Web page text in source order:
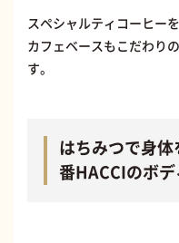
スペシャルティコーヒー
カフェベースもこだわり
す。
はちみつで身
番HACCIのボ